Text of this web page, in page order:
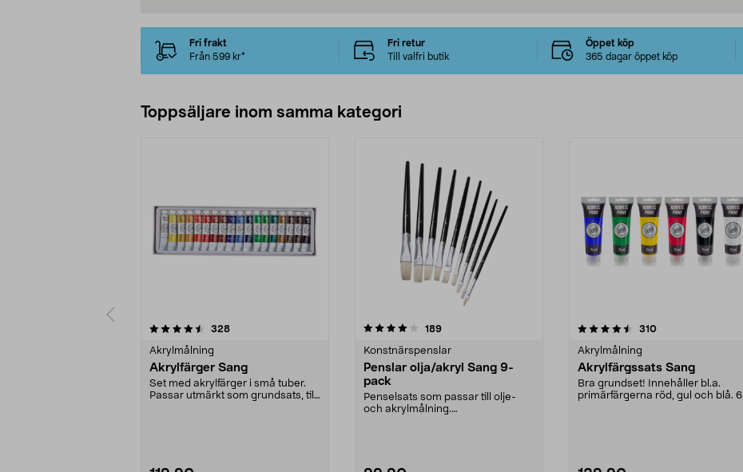
Fri frakt
Från 599 kr*
Fri retur
Till valfri butik
Öppet köp
365 dagar öppet köp
Toppsäljare inom samma kategori
328recensioner
Akrylmålning
Akrylfärger Sang
Set med akrylfärger i små tuber.
Passar utmärkt som grundsats, till
4.0 av 5 stjärnor 189recensioner
Konstnärspenslar
Penslar olja/akryl Sang 9-
pack
Penselsats som passar till olje-
och akrylmålning.
4.5 av 5 stjärnor 310recensioner
Akrylmålning
Akrylfärgssats Sang
Bra grundset! Innehåller bl.a.
primärfärgerna röd, gul och blå. 6
4.5 av 5 stjärnor